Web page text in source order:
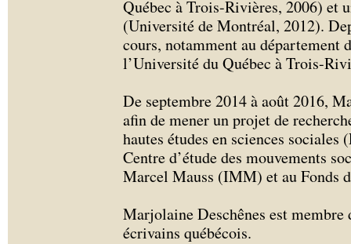
Québec à Trois-Rivières, 2006) et
(Université de Montréal, 2012).
cours, notamment au département
l’Université du Québec à Trois-
De septembre 2014 à août 2016,
afin de mener un projet de
hautes études en sciences
Centre d’étude des mouvements
Marcel Mauss (IMM) et au Fonds
Marjolaine Deschênes est membre
écrivains québécois.